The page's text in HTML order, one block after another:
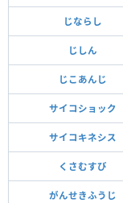
じならし
じしん
じこあんじ
サイコショック
サイコキネシス
くさむすび
がんせきふうじ